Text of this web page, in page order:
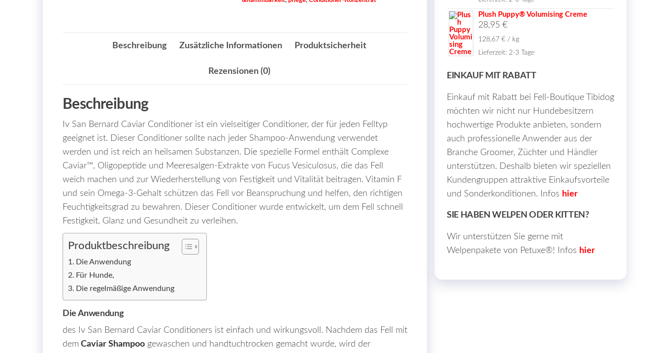
Beschreibung Zusätzliche Informationen Produktsicherheit
Rezensionen (0)
Beschreibung
Iv San Bernard Caviar Conditioner ist ein vielseitiger Conditioner, der für jeden Felltyp
geeignet ist. Dieser Conditioner sollte nach jeder Shampoo-Anwendung verwendet
werden und ist reich an heilsamen Substanzen. Die spezielle Formel enthält Complexe
Caviar™, Oligopeptide und Meeresalgen-Extrakte von Fucus Vesiculosus, die das Fell
weich machen und zur Wiederherstellung von Festigkeit und Vitalität beitragen. Vitamin F
und sein Omega-3-Gehalt schützen das Fell vor Beanspruchung und helfen, den richtigen
Feuchtigkeitsgrad zu bewahren. Dieser Conditioner wurde entwickelt, um dem Fell schnell
Festigkeit, Glanz und Gesundheit zu verleihen.
Produktbeschreibung
Die Anwendung
Für Hunde,
Die regelmäßige Anwendung
Die Anwendung
des Iv San Bernard Caviar Conditioners ist einfach und wirkungsvoll. Nachdem das Fell mit
dem Caviar Shampoo gewaschen und handtuchtrocken gemacht wurde, wird der
Plush Puppy® Volumising Creme
28,95 €
128,67 € / kg
Lieferzeit: 2-3 Tage
EINKAUF MIT RABATT
Einkauf mit Rabatt bei Fell-Boutique Tibidog
möchten wir nicht nur Hundebesitzern
hochwertige Produkte anbieten, sondern
auch professionelle Anwender aus der
Branche Groomer, Züchter und Händler
unterstützen. Deshalb bieten wir speziellen
Kundengruppen attraktive Einkaufsvorteile
und Sonderkonditionen. Infos hier
SIE HABEN WELPEN ODER KITTEN?
Wir unterstützen Sie gerne mit
Welpenpakete von Petuxe®! Infos hier